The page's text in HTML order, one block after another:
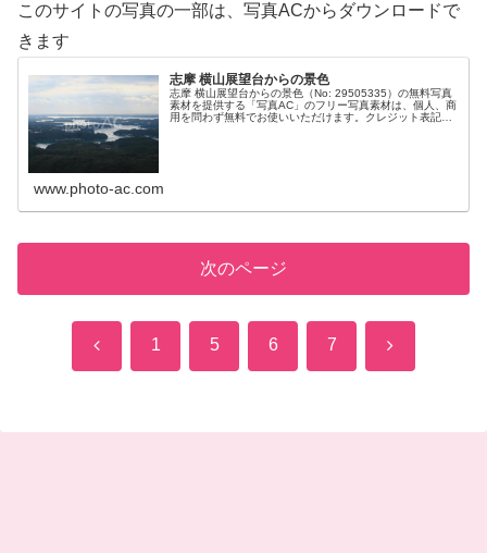
このサイトの写真の一部は、写真ACからダウンロードで
きます
志摩 横山展望台からの景色
志摩 横山展望台からの景色（No: 29505335）の無料写真
素材を提供する「写真AC」のフリー写真素材は、個人、商
用を問わず無料でお使いいただけます。クレジット表記や
www.photo-ac.com
次のページ
前 1 5 6 7 次